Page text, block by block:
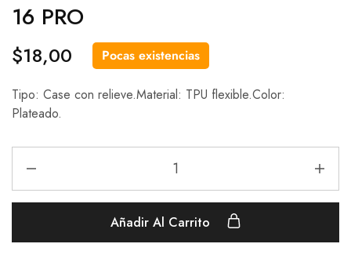
16 PRO
$18,00 Pocas existencias
Tipo: Case con relieve.Material: TPU flexible.Color:
Plateado.
Añadir Al Carrito